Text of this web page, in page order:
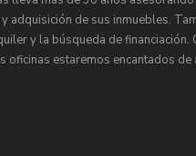
adquisición de sus inmuebles.
y la búsqueda de financiación.
oficinas estaremos encantados